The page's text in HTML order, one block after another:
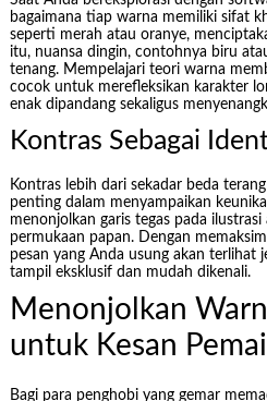
bagaimana tiap warna memiliki sifat
seperti merah atau oranye,
itu, nuansa dingin, contohnya biru
tenang. Mempelajari teori warna
cocok untuk merefleksikan karakter
enak dipandang sekaligus
Kontras Sebagai
Kontras lebih dari sekadar beda
penting dalam menyampaikan
menonjolkan garis tegas pada
permukaan papan. Dengan
pesan yang Anda usung akan terlihat
tampil eksklusif dan mudah dikenali.
Menonjolkan
untuk Kesan
Bagi para penghobi yang gemar